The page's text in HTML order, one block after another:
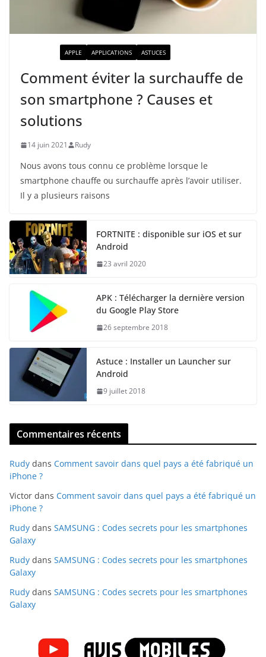
APPLE APPLICATIONS ASTUCES
Comment éviter la surchauffe de
son smartphone ? Causes et
solutions
14 juin 2021 Rudy
Nous avons tous connu ce problème lorsque le
smartphone chauffe ou surchauffe après l’avoir utiliser.
Il y a plusieurs raisons
FORTNITE : disponible sur iOS et sur
Android
23 avril 2020
APK : Télécharger la dernière version
du Google Play Store
26 septembre 2018
Astuce : Installer un Launcher sur
Android
9 juillet 2018
Commentaires récents
Rudy dans Comment savoir dans quel pays a été fabriqué un
iPhone ?
Victor dans Comment savoir dans quel pays a été fabriqué un
iPhone ?
Rudy dans SAMSUNG : Codes secrets pour les smartphones
Galaxy
Rudy dans SAMSUNG : Codes secrets pour les smartphones
Galaxy
Rudy dans SAMSUNG : Codes secrets pour les smartphones
Galaxy